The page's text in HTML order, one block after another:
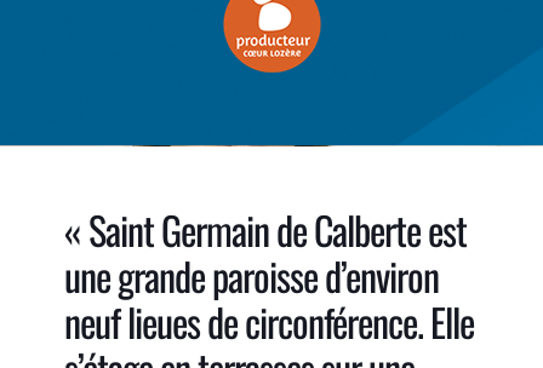
« Saint Germain de Calberte est
une grande paroisse d’environ
neuf lieues de circonférence. Elle